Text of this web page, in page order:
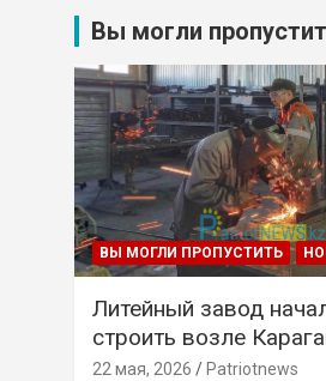
Вы могли
ВЫ МОГЛИ ПРОПУСТИТЬ
Литейный завод
строить возле
22 мая, 2026 Patriotnews